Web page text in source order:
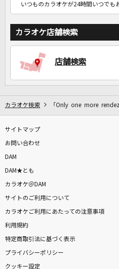
いつものカラオケが24時間いつでも
カラオケ店舗検索
店舗検索
カラオケ検索 「Only one more
サイトマップ
お問い合わせ
DAM
DAM★とも
カラオケ＠DAM
サイトのご利用について
カラオケご利用にあたっての注意事項
利用規約
特定商取引法に基づく表示
プライバシーポリシー
クッキー設定